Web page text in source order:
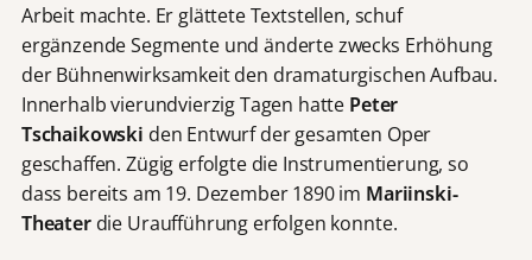
Arbeit machte. Er glättete Textstellen, schuf
ergänzende Segmente und änderte zwecks Erhöhung
der Bühnenwirksamkeit den dramaturgischen Aufbau.
Innerhalb vierundvierzig Tagen hatte Peter
Tschaikowski den Entwurf der gesamten Oper
geschaffen. Zügig erfolgte die Instrumentierung, so
dass bereits am 19. Dezember 1890 im Mariinski-
Theaterdie Uraufführung erfolgen konnte.